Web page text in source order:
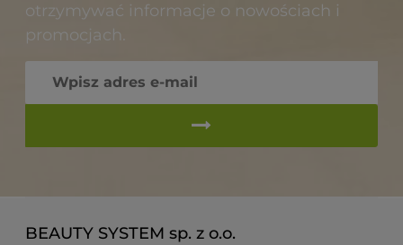
otrzymywać informacje o nowościach i
promocjach.
BEAUTY SYSTEM sp. z o.o.